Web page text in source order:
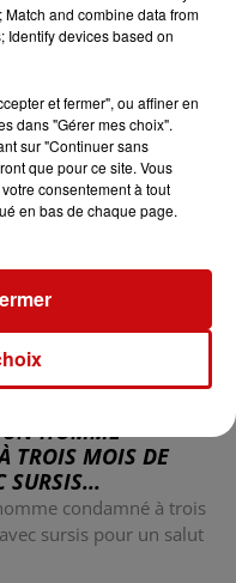
HOMME
TROIS MOIS DE
SURSIS...
condamné à trois
sursis pour un salut
and combine data from
Identify devices based on
et fermer", ou affiner en
dans "Gérer mes choix".
sur "Continuer sans
que pour ce site. Vous
consentement à tout
en bas de chaque page.